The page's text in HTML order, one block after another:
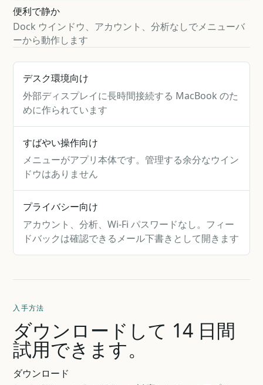
便利で静か
Dock ウインドウ、アカウント、分析なしでメニューバ
ーから動作します
デスク環境向け
外部ディスプレイに長時間接続する MacBook のた
めに作られています
すばやい操作向け
メニューがアプリ本体です。管理する余分なウイン
ドウはありません
プライバシー向け
アカウント、分析、Wi-Fi パスワードなし。フィー
ドバックは確認できるメール下書きとして開きます
入手方法
ダウンロードして 14 日間
試用できます。
ダウンロード